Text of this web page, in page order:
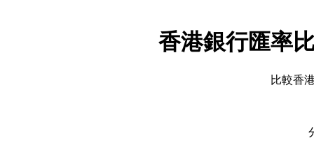
香港銀行匯率
比較香